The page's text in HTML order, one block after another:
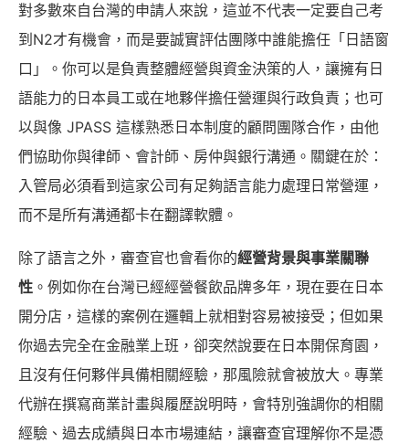
對多數來自台灣的申請人來說，這並不代表一定要自己考
到N2才有機會，而是要誠實評估團隊中誰能擔任「日語窗
口」。你可以是負責整體經營與資金決策的人，讓擁有日
語能力的日本員工或在地夥伴擔任營運與行政負責；也可
以與像 JPASS 這樣熟悉日本制度的顧問團隊合作，由他
們協助你與律師、會計師、房仲與銀行溝通。關鍵在於：
入管局必須看到這家公司有足夠語言能力處理日常營運，
而不是所有溝通都卡在翻譯軟體。
除了語言之外，審查官也會看你的經營背景與事業關聯
性 。例如你在台灣已經經營餐飲品牌多年，現在要在日本
開分店，這樣的案例在邏輯上就相對容易被接受；但如果
你過去完全在金融業上班，卻突然說要在日本開保育園，
且沒有任何夥伴具備相關經驗，那風險就會被放大。專業
代辦在撰寫商業計畫與履歷說明時，會特別強調你的相關
經驗、過去成績與日本市場連結，讓審查官理解你不是憑